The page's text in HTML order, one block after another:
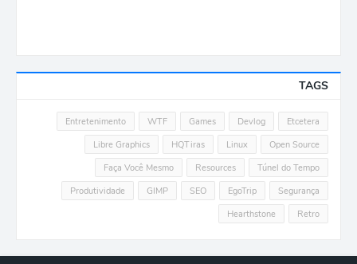
TAGS
Etcetera
Devlog
Games
WTF
Entretenimento
Open Source
Linux
HQTiras
Libre Graphics
Túnel do Tempo
Resources
Faça Você Mesmo
Segurança
EgoTrip
SEO
GIMP
Produtividade
Retro
Hearthstone